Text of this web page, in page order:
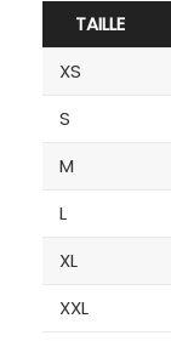
TAILLE
XS
S
M
L
XL
XXL